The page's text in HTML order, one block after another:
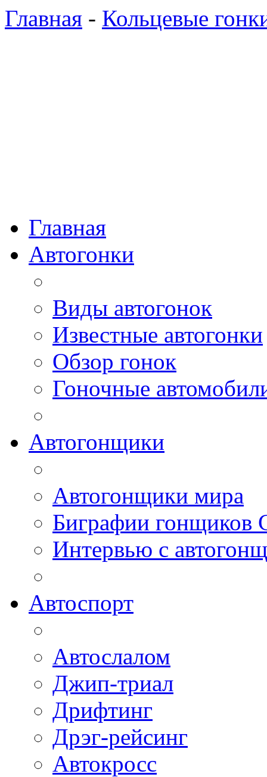
Главная - Кольцевые
Главная
Автогонки
Виды автогонок
Известные автогонки
Обзор гонок
Гоночные
Автогонщики
Автогонщики мира
Биграфии гонщиков
Интервью с
Автоспорт
Автослалом
Джип-триал
Дрифтинг
Дрэг-рейсинг
Автокросс